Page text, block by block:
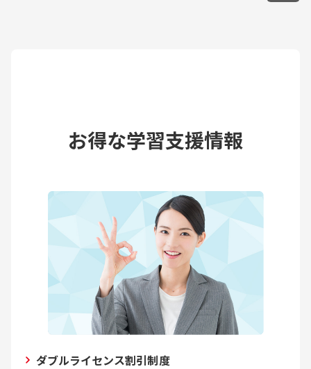
お得な学習支援情報
ダブルライセンス割引制度